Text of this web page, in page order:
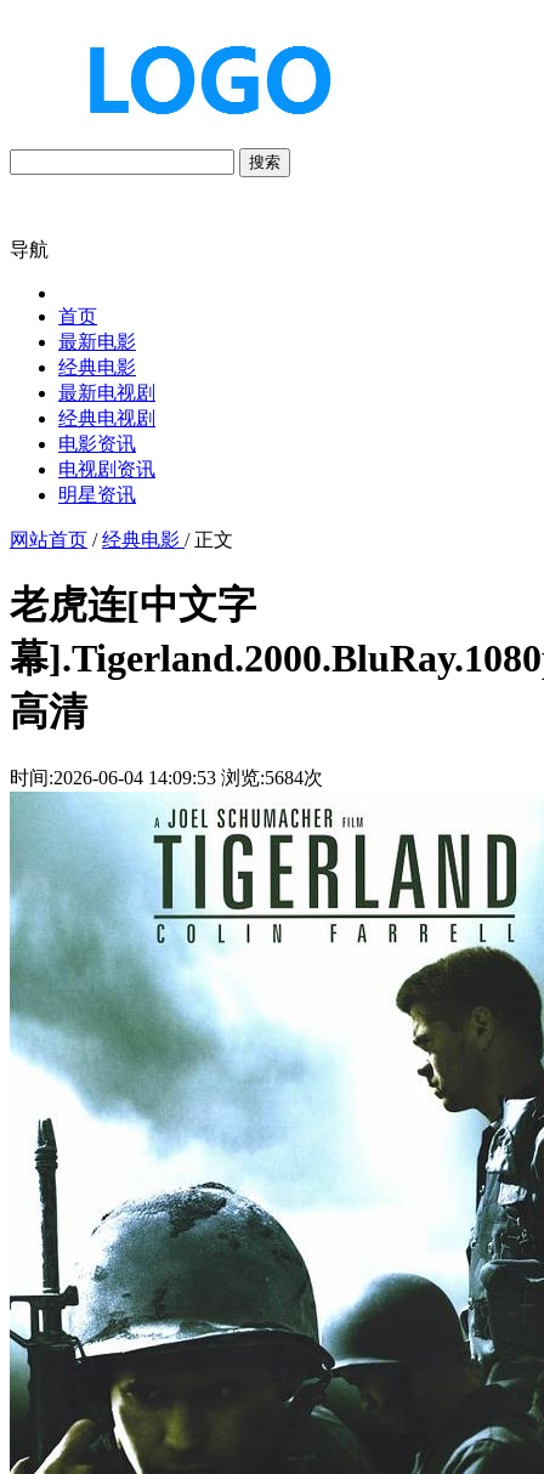
搜索
导航
首页
最新电影
经典电影
最新电视剧
经典电视剧
电影资讯
电视剧资讯
明星资讯
网站首页 /经典电影 / 正文
老虎连[中文字
幕
高清
时间:2026-06-04 14:09:53 浏览:5684次